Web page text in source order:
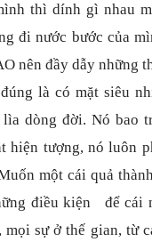
thì dính gì nhau
đi nước bước của
nên đầy dẫy những
là có mặt siêu
lìa dòng đời. Nó bao
hiện tượng, nó luôn
một cái quả
điều kiện để cái
mọi sự ở thế gian, từ